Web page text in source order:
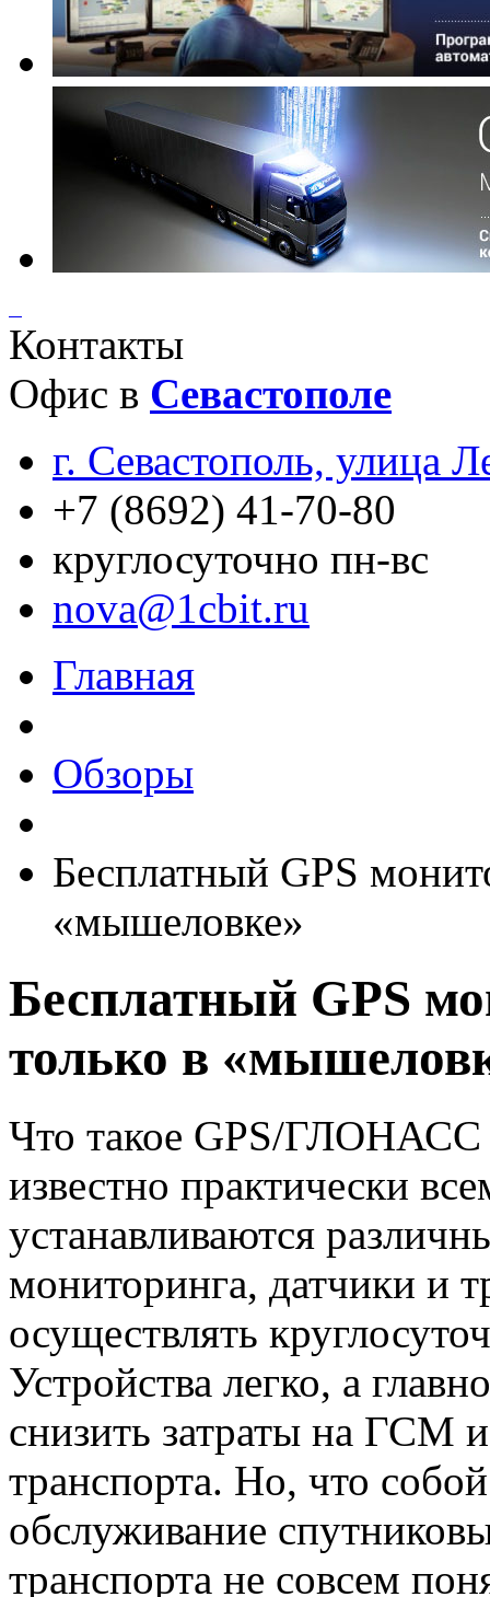
Контакты
Офис в Севастополе
г. Севастополь, улица
+7 (8692) 41-70-80
круглосуточно пн-вс
nova@1cbit.ru
Главная
Обзоры
Бесплатный GPS
«мышеловке»
Бесплатный GPS
только в
Что такое GPS/ГЛОНАСС
известно практически
устанавливаются
мониторинга, датчики и
осуществлять
Устройства легко, а
снизить затраты на ГСМ
транспорта. Но, что
обслуживание
транспорта не совсем